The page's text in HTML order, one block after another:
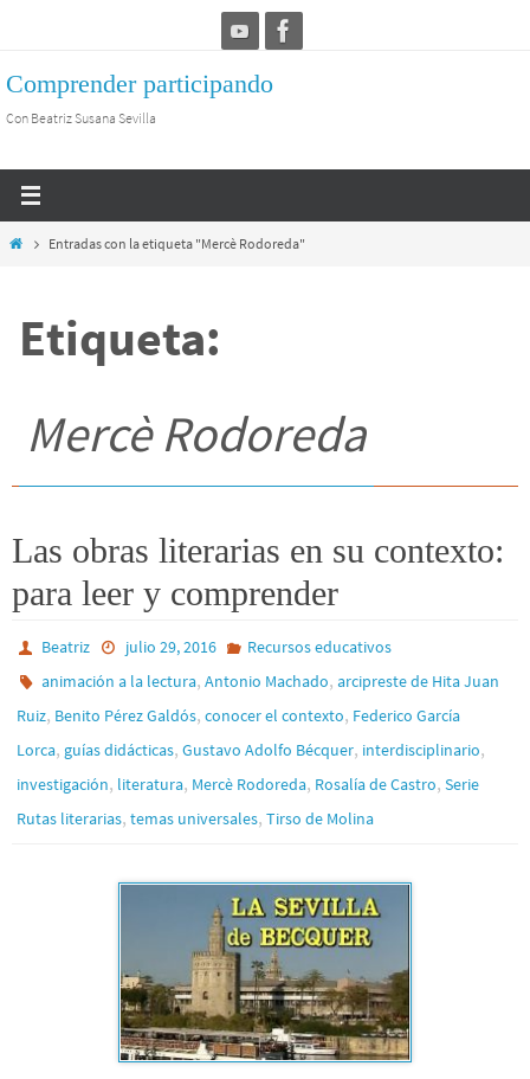
contenido
Comprender participando
Con Beatriz Susana Sevilla
InicioEntradas con la etiqueta "Mercè Rodoreda"
Etiqueta:
Mercè Rodoreda
Las obras literarias en su contexto:
para leer y comprender
Beatriz julio 29, 2016
Recursos educativos
animación a la lectura,Antonio Machado,arcipreste de Hita Juan
Ruiz, Benito Pérez Galdós, conocer el contexto, Federico García
Lorca, guías didácticas, Gustavo Adolfo Bécquer, interdisciplinario,
investigación, literatura, Mercè Rodoreda, Rosalía de Castro, Serie
Rutas literarias, temas universales, Tirso de Molina